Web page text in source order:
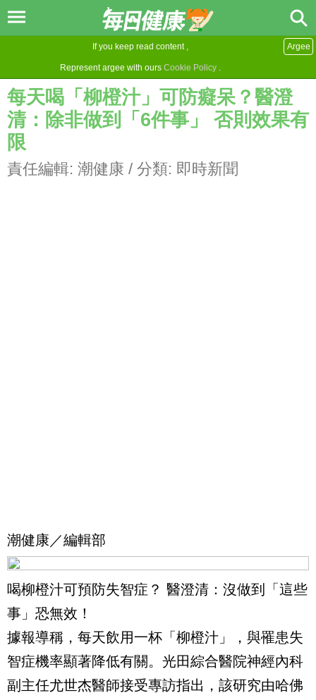
If you keep read content ,
Represent argee with ours Cookie Policy .
Argee
每天喝「柳橙汁」可防癡呆？醫澄
清：除非做到「6件事」 否則效果有
限
責任編輯: 潮健康 / 分類: 即時新聞
潮健康／編輯部
喝柳橙汁可預防失智症？ 醫澄清：沒做到「這些
事」恐無效！
據報導稱，每天飲用一杯「柳橙汁」，與罹患失
智症機率顯著降低有關。光田綜合醫院神經內科
副主任尤世杰醫師接受專訪指出，該研究由哈佛